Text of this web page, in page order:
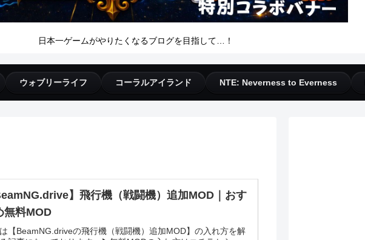
日本一ゲームがやりたくなるブログを目指して…！
ウォブリーライフ コーラルアイランド NTE: Neverness to Everness
】飛行機（戦闘機）追加MOD｜おす
無料MOD
【BeamNG.driveの飛行機（戦闘機）追加MOD】の入れ方を解